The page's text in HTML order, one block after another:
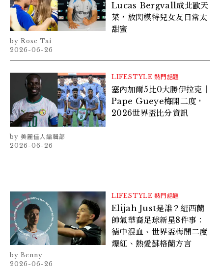
Lucas Bergvall成北歐天
菜，放閃模特兒女友日常太
甜蜜
Rose Tai
2026-06-26
LIFESTYLE 熱門話題
塞內加爾5比0大勝伊拉克｜
Pape Gueye梅開二度，
2026世界盃比分資訊
美麗佳人編輯部
2026-06-26
LIFESTYLE 熱門話題
Elijah Just是誰？紐西蘭
帥氣華裔足球新星8件事：
德中混血、世界盃梅開二度
爆紅、熱愛蘇格蘭方言
Benny
2026-06-26